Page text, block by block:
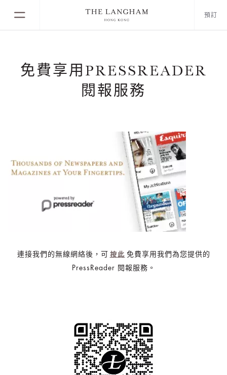
預訂
免費享用PRESSREADER
閱報服務
連接我們的無線網絡後，可 按此 免費享用我們為您提供的
PressReader 閱報服務。